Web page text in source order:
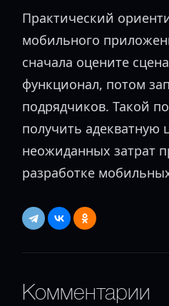
Практический
мобильного
сначала оцените
функционал, потом
подрядчиков. Такой
получить адекватную
неожиданных затрат
разработке
Комментарии